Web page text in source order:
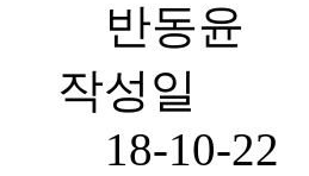
반동윤
작성일
18-10-22